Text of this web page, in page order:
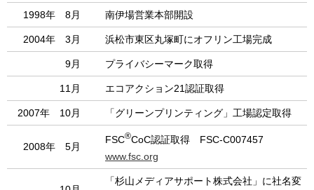
1998年 8月 南伊場営業本部開設
2004年 3月 浜松市東区丸塚町にオフリン工場完成
9月 プライバシーマーク取得
11月 エコアクション21認証取得
2007年 10月 「グリーンプリンティング」工場認定取得
2008年 5月
FSC®CoC認証取得 FSC-C007457
www.fsc.org
「杉山メディアサポート株式会社」に社名変